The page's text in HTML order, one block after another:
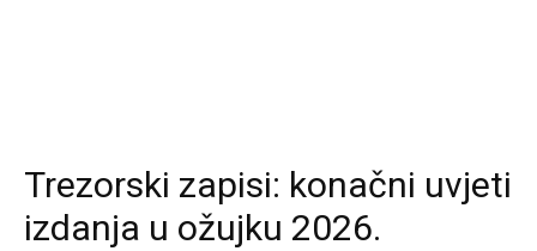
Trezorski zapisi: konačni uvjeti
izdanja u ožujku 2026.